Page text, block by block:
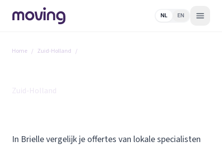
NL EN
Home / Zuid-Holland /
Zuid-Holland
In Brielle vergelijk je offertes van lokale specialisten